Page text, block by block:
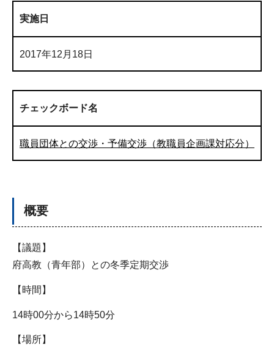
実施日
2017年12月18日
チェックボード名
職員団体との交渉・予備交渉（教職員企画課対応分）
概要
【議題】
府高教（青年部）との冬季定期交渉
【時間】
14時00分から14時50分
【場所】